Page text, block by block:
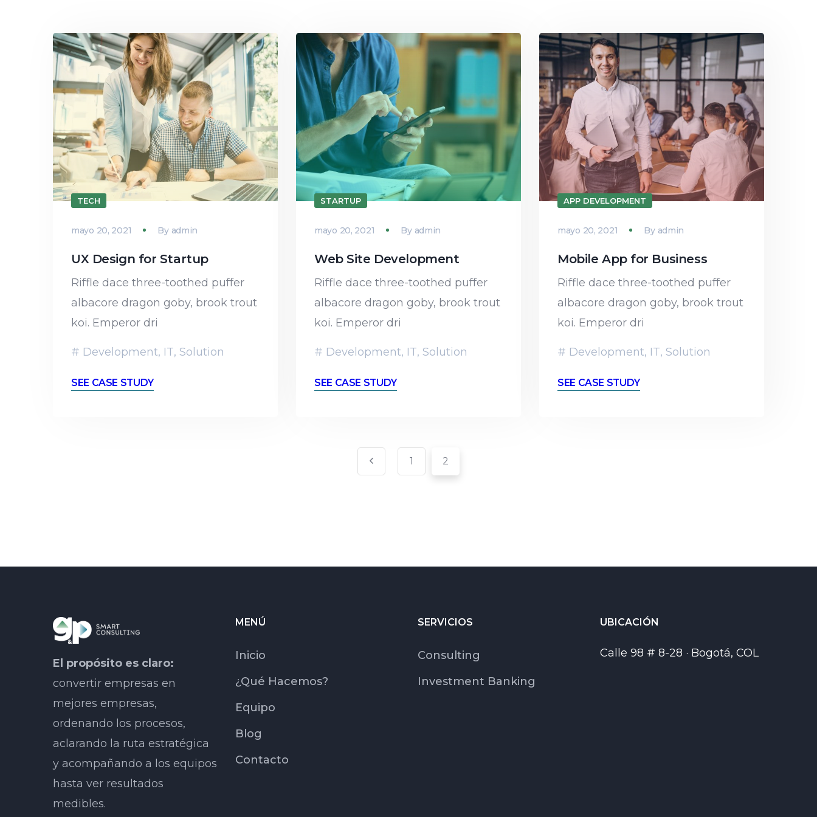
TECH
mayo 20, 2021 By admin
UX Design for Startup
Riffle dace three-toothed puffer
albacore dragon goby, brook trout
koi. Emperor dri
Development, IT, Solution
SEE CASE STUDY
STARTUP
mayo 20, 2021 By admin
Web Site Development
Riffle dace three-toothed puffer
albacore dragon goby, brook trout
koi. Emperor dri
Development, IT, Solution
SEE CASE STUDY
APP DEVELOPMENT
mayo 20, 2021 By admin
Mobile App for Business
Riffle dace three-toothed puffer
albacore dragon goby, brook trout
koi. Emperor dri
Development, IT, Solution
SEE CASE STUDY
1 2
El propósito es claro:
convertir empresas en
mejores empresas,
ordenando los procesos,
aclarando la ruta estratégica
y acompañando a los equipos
hasta ver resultados
medibles.
MENÚ
Inicio
¿Qué Hacemos?
Equipo
Blog
Contacto
SERVICIOS
Consulting
Investment Banking
UBICACIÓN
Calle 98 # 8-28 · Bogotá, COL